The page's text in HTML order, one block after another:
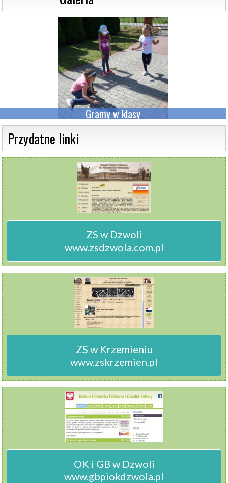
Gramy w klasy
Przydatne linki
ZS w Dzwoli
www.zsdzwola.com.pl
ZS w Krzemieniu
www.zskrzemien.pl
OK i GB w Dzwoli
www.gbpiokdzwola.pl